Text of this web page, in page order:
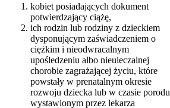
kobiet posiadających dokument
potwierdzający ciążę,
ich rodzin lub rodziny z dzieckiem
dysponującym zaświadczeniem o
ciężkim i nieodwracalnym
upośledzeniu albo nieuleczalnej
chorobie zagrażającej życiu, które
powstały w prenatalnym okresie
rozwoju dziecka lub w czasie porodu
wystawionym przez lekarza